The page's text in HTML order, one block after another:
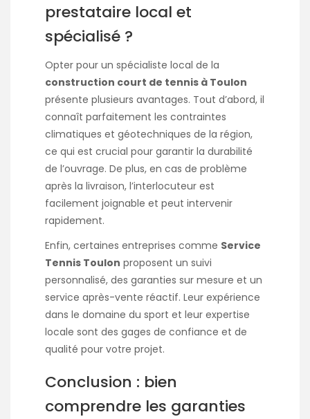
prestataire local et
spécialisé ?
Opter pour un spécialiste local de la
construction court de tennis à Toulon
présente plusieurs avantages. Tout d’abord, il
connaît parfaitement les contraintes
climatiques et géotechniques de la région,
ce qui est crucial pour garantir la durabilité
de l’ouvrage. De plus, en cas de problème
après la livraison, l’interlocuteur est
facilement joignable et peut intervenir
rapidement.
Enfin, certaines entreprises comme Service
Tennis Toulon proposent un suivi
personnalisé, des garanties sur mesure et un
service après-vente réactif. Leur expérience
dans le domaine du sport et leur expertise
locale sont des gages de confiance et de
qualité pour votre projet.
Conclusion : bien
comprendre les garanties